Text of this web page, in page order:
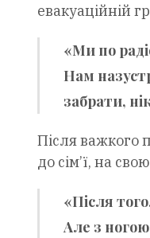
евакуаційній
«Ми по
Нам
забрати,
Після важкого
до сім’ї, на
«Після
Але з